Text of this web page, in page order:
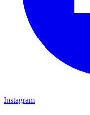
Instagram